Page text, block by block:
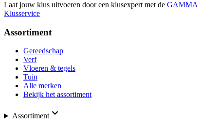
Laat jouw klus uitvoeren door een klusexpert met de GAMMA
Klusservice
Assortiment
Gereedschap
Verf
Vloeren & tegels
Tuin
Alle merken
Bekijk het assortiment
Assortiment